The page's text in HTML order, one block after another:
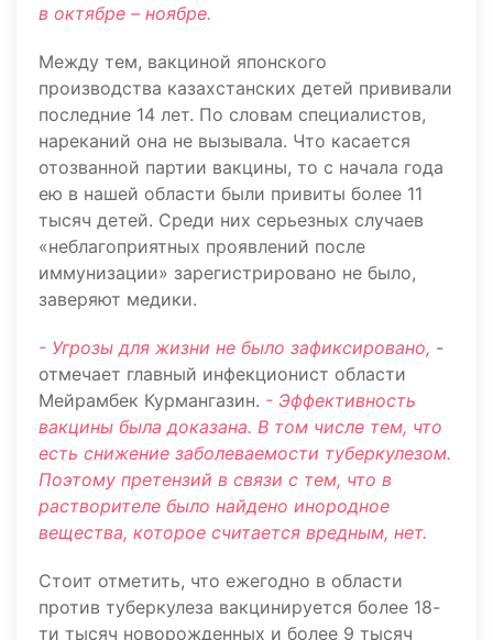
в октябре – ноябре.
Между тем, вакциной японского
производства казахстанских детей прививали
последние 14 лет. По словам специалистов,
нареканий она не вызывала. Что касается
отозванной партии вакцины, то с начала года
ею в нашей области были привиты более 11
тысяч детей. Среди них серьезных случаев
«неблагоприятных проявлений после
иммунизации» зарегистрировано не было,
заверяют медики.
- Угрозы для жизни не было зафиксировано, -
отмечает главный инфекционист области
Мейрамбек Курмангазин. - Эффективность
вакцины была доказана. В том числе тем, что
есть снижение заболеваемости туберкулезом.
Поэтому претензий в связи с тем, что в
растворителе было найдено инородное
вещества, которое считается вредным, нет.
Стоит отметить, что ежегодно в области
против туберкулеза вакцинируется более 18-
ти тысяч новорожденных и более 9 тысяч